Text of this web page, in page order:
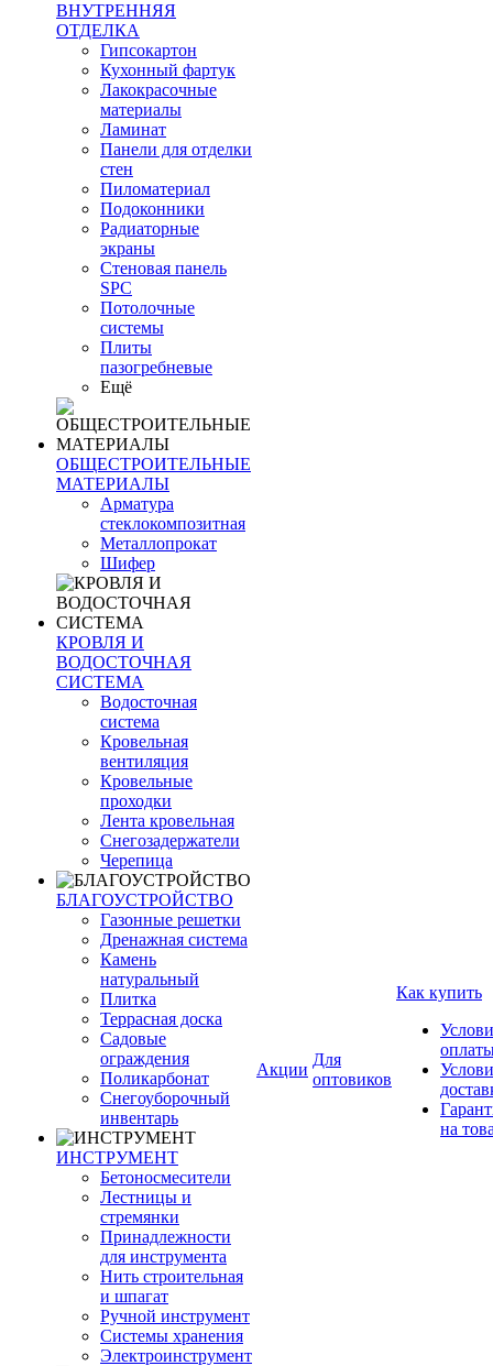
ВНУТРЕННЯЯ
ОТДЕЛКА
Гипсокартон
Кухонный фартук
Лакокрасочные
материалы
Ламинат
Панели для отделки
стен
Пиломатериал
Подоконники
Радиаторные
экраны
Стеновая панель
SPC
Потолочные
системы
Плиты
пазогребневые
Ещё
ОБЩЕСТРОИТЕЛЬНЫЕ
МАТЕРИАЛЫ
Арматура
стеклокомпозитная
Металлопрокат
Шифер
КРОВЛЯ И
ВОДОСТОЧНАЯ
СИСТЕМА
Водосточная
система
Кровельная
вентиляция
Кровельные
проходки
Лента кровельная
Снегозадержатели
Черепица
БЛАГОУСТРОЙСТВО
Газонные решетки
Дренажная система
Камень
натуральный
Плитка
Террасная доска
Садовые
ограждения
Поликарбонат
Снегоуборочный
инвентарь
ИНСТРУМЕНТ
Бетоносмесители
Лестницы и
стремянки
Принадлежности
для инструмента
Нить строительная
и шпагат
Ручной инструмент
Системы хранения
Электроинструмент
Акции
Для
оптовиков
Как купить
на